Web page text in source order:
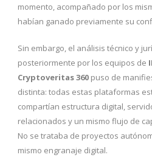
momento, acompañado por los
habían ganado previamente su
Sin embargo, el análisis técnico y
posteriormente por los equipos de
Cryptoveritas 360 puso de
distinta: todas estas plataformas
compartían estructura digital,
relacionados y un mismo flujo de
No se trataba de proyectos
mismo engranaje digital.